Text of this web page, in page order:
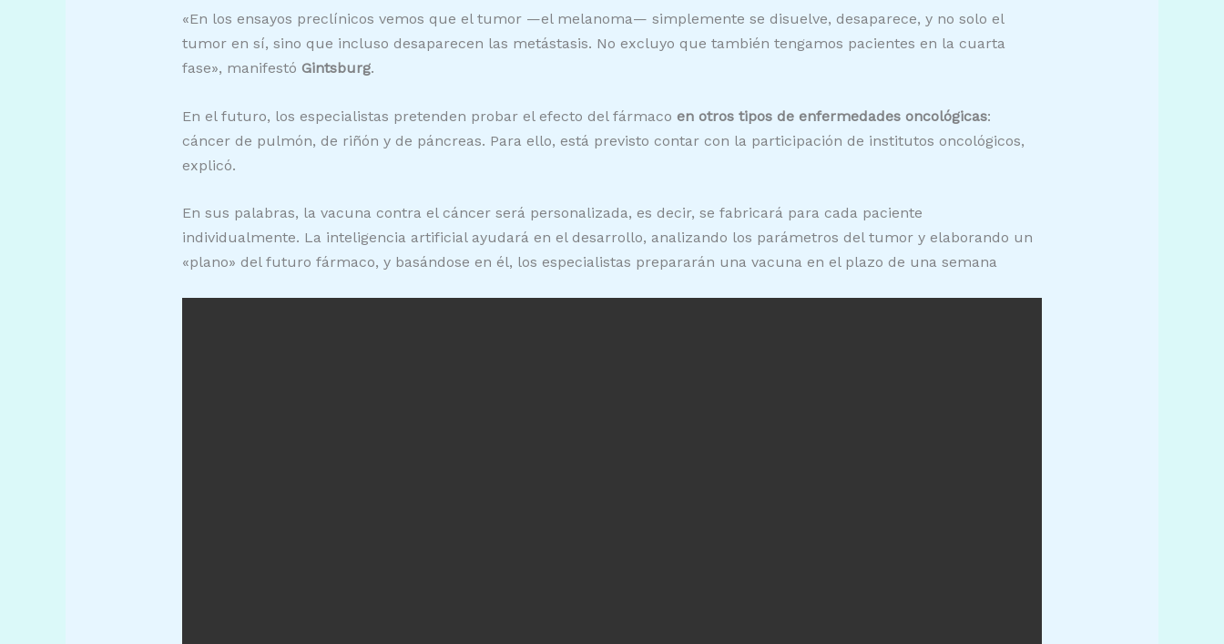
«En los ensayos preclínicos vemos que el tumor —el melanoma— simplemente se disuelve, desaparece, y no solo el
tumor en sí, sino que incluso desaparecen las metástasis. No excluyo que también tengamos pacientes en la cuarta
fase», manifestó Gintsburg.
En el futuro, los especialistas pretenden probar el efecto del fármaco en otros tipos de enfermedades oncológicas:
cáncer de pulmón, de riñón y de páncreas. Para ello, está previsto contar con la participación de institutos oncológicos,
explicó.
En sus palabras, la vacuna contra el cáncer será personalizada, es decir, se fabricará para cada paciente
individualmente. La inteligencia artificial ayudará en el desarrollo, analizando los parámetros del tumor y elaborando un
«plano» del futuro fármaco, y basándose en él, los especialistas prepararán una vacuna en el plazo de una semana